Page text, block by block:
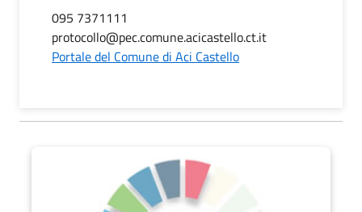
095 7371111
protocollo@pec.comune.acicastello.ct.it
Portale del Comune di Aci Castello